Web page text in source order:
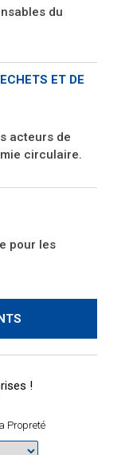
du
ET DE
acteurs de
circulaire.
pour les
Propreté